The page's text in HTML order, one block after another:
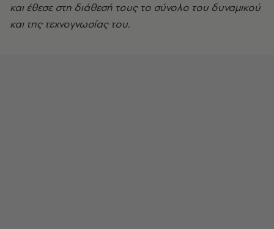
και έθεσε στη διάθεσή τους το σύνολο του δυναμικού
και της τεχνογνωσίας του.